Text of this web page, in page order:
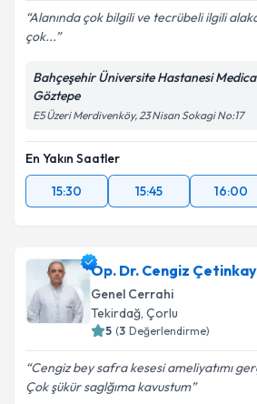
Alanında çok bilgili ve tecrübeli ilgili
çok...
Bahçeşehir Üniversite Hastanesi
Göztepe
E5 Üzeri Merdivenköy, 23 Nisan Sokagi No:17
En Yakın Saatler
15:30
15:45 16:00
Op. Dr. Cengiz
Genel Cerrahi
Tekirdağ, Çorlu
5 (3 Değerlendirme)
Cengiz bey safra kesesi ameliyatımı
Çok şükür saglğıma kavustum